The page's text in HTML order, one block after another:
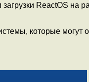
ReactOS на
которые могут